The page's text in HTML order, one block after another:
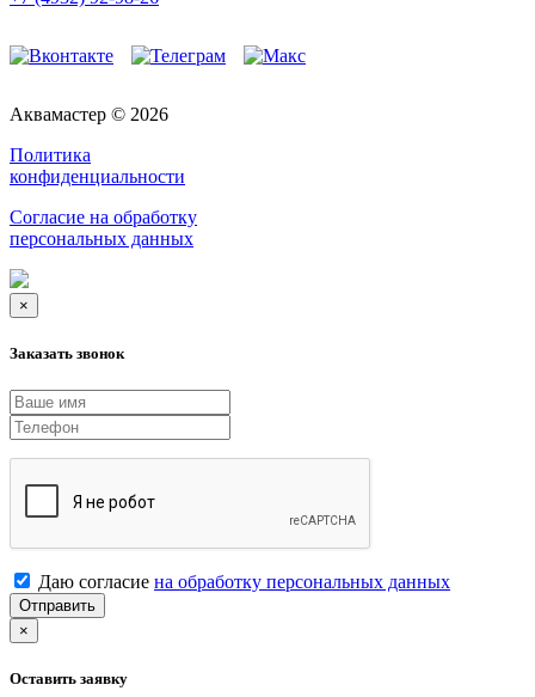
Аквамастер © 2026
Политика
конфиденциальности
Согласие на обработку
персональных данных
×
Заказать звонок
Даю согласие на обработку персональных данных
Отправить
×
Оставить заявку